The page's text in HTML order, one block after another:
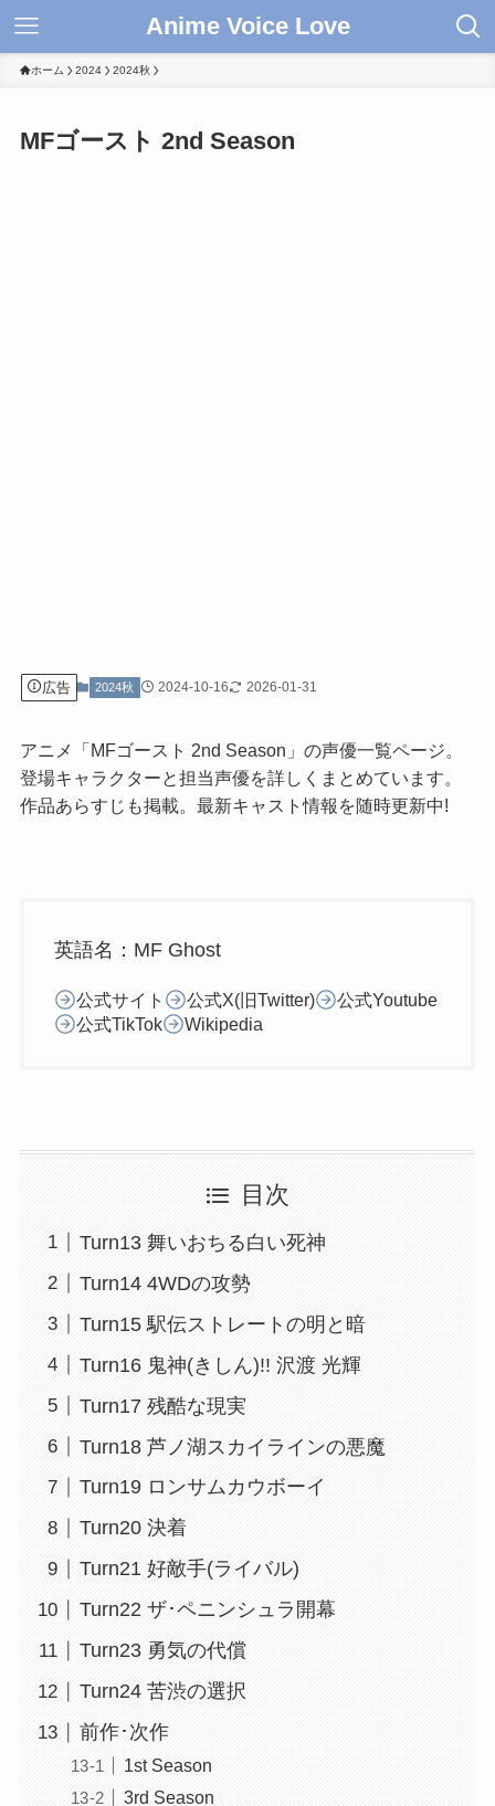
Anime Voice Love
ホーム 2024 2024秋
MFゴースト 2nd Season
広告 2024秋 2024-10-16 2026-01-31
アニメ「MFゴースト 2nd Season」の声優一覧ページ。
登場キャラクターと担当声優を詳しくまとめています。
作品あらすじも掲載。最新キャスト情報を随時更新中!
英語名：MF Ghost
公式サイト 公式X(旧Twitter)
公式Youtube
公式TikTok
Wikipedia
目次
Turn13 舞いおちる白い死神
Turn14 4WDの攻勢
Turn15 駅伝ストレートの明と暗
Turn16 鬼神(きしん)!! 沢渡 光輝
Turn17 残酷な現実
Turn18 芦ノ湖スカイラインの悪魔
Turn19 ロンサムカウボーイ
Turn20 決着
Turn21 好敵手(ライバル)
Turn22 ザ･ペニンシュラ開幕
Turn23 勇気の代償
Turn24 苦渋の選択
前作･次作
1st Season
3rd Season